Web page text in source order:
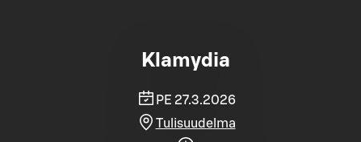
Klamydia
PE 27.3.2026
Tulisuudelma